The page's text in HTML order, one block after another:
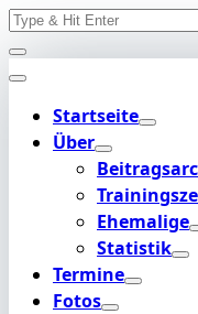
Skip
to
content
Search
Startseite
Über
Ehemalige
Statistik
Termine
Fotos